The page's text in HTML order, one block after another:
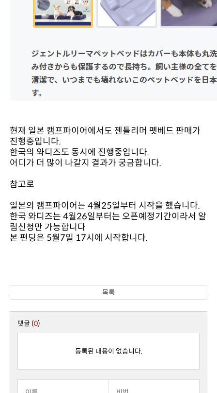
진행중입니다.
한국의 와디즈도 동시에 진행중입니다.
어디가 더 많이 나갈지 결과가 궁금합니다.
참고로
일본의 캠프파이어는 4월25일부터 시작을 했습니다.
림신청만 가능합니다
본 펀딩은 5월7일 17시에 시작합니다.
목록
댓글 (0)
등록된 내용이 없습니다.